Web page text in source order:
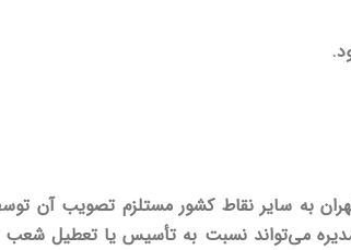
به سایر نقاط کشور مستلزم تصویب آن
نسبت به تأسیس یا تعطیل شعب یا